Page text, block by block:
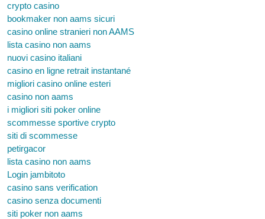
crypto casino
bookmaker non aams sicuri
casino online stranieri non AAMS
lista casino non aams
nuovi casino italiani
casino en ligne retrait instantané
migliori casino online esteri
casino non aams
i migliori siti poker online
scommesse sportive crypto
siti di scommesse
petirgacor
lista casino non aams
Login jambitoto
casino sans verification
casino senza documenti
siti poker non aams